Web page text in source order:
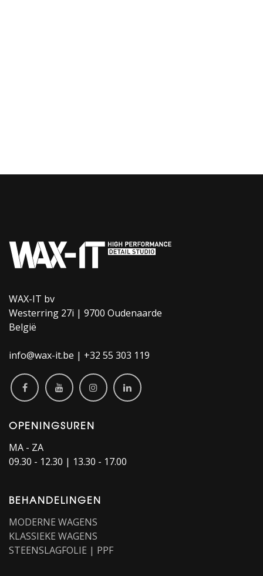
WAX-IT bv
Westerring 27i | 9700 Oudenaarde
België
info@wax-it.be | +32 55 303 119
OPENINGSUREN
MA - ZA
09.30 - 12.30 | 13.30 - 17.00
BEHANDELINGEN
MODERNE WAGENS
KLASSIEKE WAGENS
STEENSLAGFOLIE | PPF